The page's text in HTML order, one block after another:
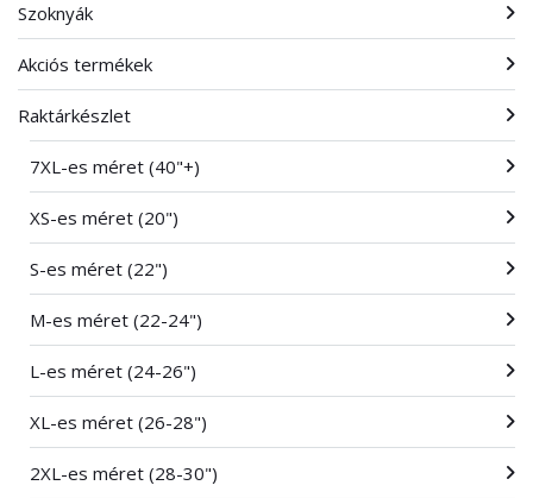
Szoknyák
Akciós termékek
Raktárkészlet
7XL-es méret (40"+)
XS-es méret (20")
S-es méret (22")
M-es méret (22-24")
L-es méret (24-26")
XL-es méret (26-28")
2XL-es méret (28-30")